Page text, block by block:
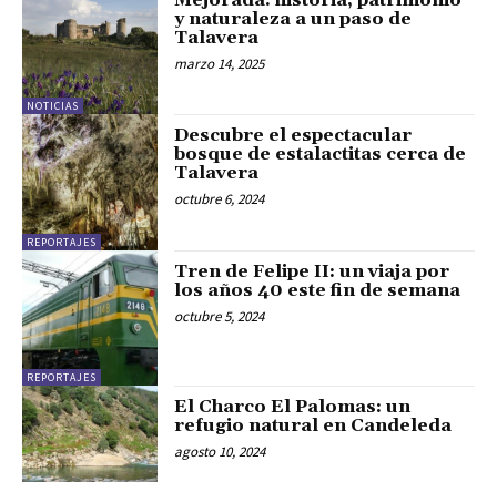
NOTICIAS
y naturaleza a un paso de
Talavera
marzo 14, 2025
REPORTAJES
Descubre el espectacular
bosque de estalactitas cerca de
Talavera
octubre 6, 2024
REPORTAJES
Tren de Felipe II: un viaja por
los años 40 este fin de semana
octubre 5, 2024
El Charco El Palomas: un
refugio natural en Candeleda
agosto 10, 2024